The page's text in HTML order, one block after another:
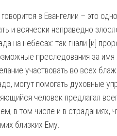
в Евангелии – это
и всячески неправедно
на небесах: так гнали [и]
преследования за
участвовать во всех
могут помогать духовные
человек предлагал
в том числе и в
близких Ему.